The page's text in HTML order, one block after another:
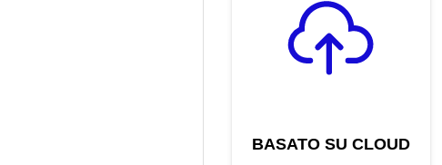
BASATO SU CLOUD